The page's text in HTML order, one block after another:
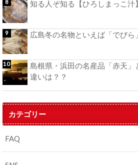
知る人ぞ知る【ひろしまっこ汁】
広島冬の名物といえば「でびら
島根県・浜田の名産品「赤天
違いは？？
カテゴリー
FAQ